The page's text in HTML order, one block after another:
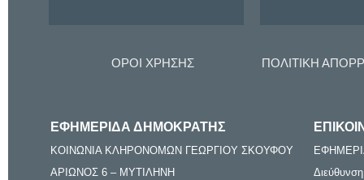
ΟΡΟΙ ΧΡΗΣΗΣ ΠΟΛΙΤΙΚΗ
ΕΦΗΜΕΡΙΔΑ ΔΗΜΟΚΡΑΤΗΣ
ΚΟΙΝΩΝΙΑ ΚΛΗΡΟΝΟΜΩΝ ΓΕΩΡΓΙΟΥ ΣΚΟΥΦΟΥ
ΑΡΙΩΝΟΣ 6 – ΜΥΤΙΛΗΝΗ